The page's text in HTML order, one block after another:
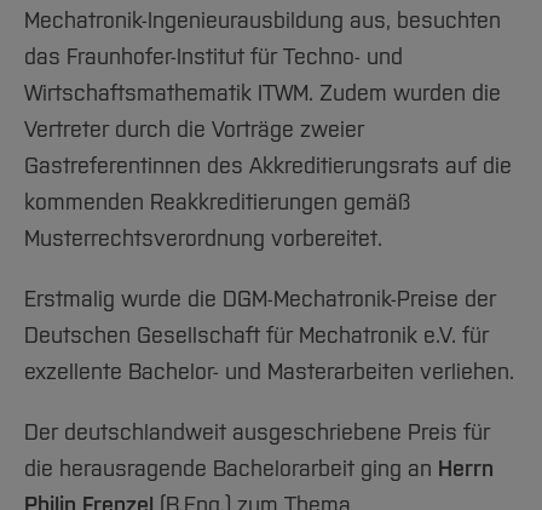
Arbeiten im FB G
Forschung und Projekte
International
Team
Service
Studiengänge
Studieninteressierte
Aktuelles
Studium
Fachgruppen
Forschung und Entwicklung
Team
Amtliche Bekanntmachungen
Notfall-Infos
BO Shop
Familiengerechte Hochschule
Gleichstellung
Diskriminierungsfreie Hochschule
Vertretungen
Wahlen
Hochschulbibliothek
Hochschulkommunikation
International Office
Medienzentrum
qed-Stiftung
Zentrale Studienberatung
Mechatronik-Ingenieurausbildung aus, besuchten
das Fraunhofer-Institut für Techno- und
Wirtschaftsmathematik ITWM. Zudem wurden die
Vertreter durch die Vorträge zweier
Gastreferentinnen des Akkreditierungsrats auf die
kommenden Reakkreditierungen gemäß
Musterrechtsverordnung vorbereitet.
Erstmalig wurde die DGM-Mechatronik-Preise der
Deutschen Gesellschaft für Mechatronik e.V. für
exzellente Bachelor- und Masterarbeiten verliehen.
Der deutschlandweit ausgeschriebene Preis für
die herausragende Bachelorarbeit ging an Herrn